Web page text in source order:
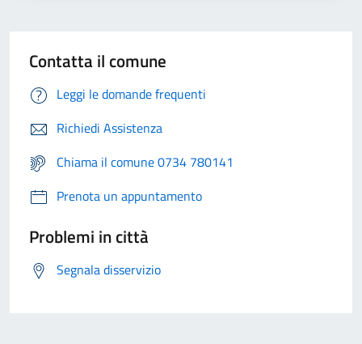
Contatta il comune
Leggi le domande frequenti
Richiedi Assistenza
Chiama il comune 0734 780141
Prenota un appuntamento
Problemi in città
Segnala disservizio